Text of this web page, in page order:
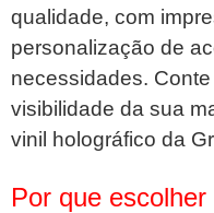
qualidade, com
personalização de
necessidades.
visibilidade da sua
vinil holográfico da
Por que